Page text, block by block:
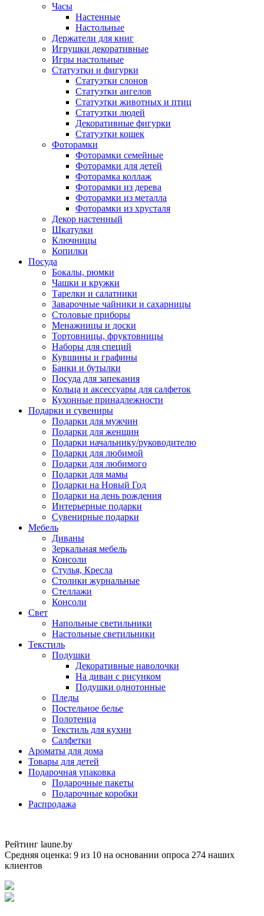
Часы
Настенные
Настольные
Держатели для книг
Игрушки декоративные
Игры настольные
Статуэтки и фигурки
Статуэтки слонов
Статуэтки ангелов
Статуэтки животных и птиц
Статуэтки людей
Декоративные фигурки
Статуэтки кошек
Фоторамки
Фоторамки семейные
Фоторамки для детей
Фоторамка коллаж
Фоторамки из дерева
Фоторамки из металла
Фоторамки из хрусталя
Декор настенный
Шкатулки
Ключницы
Копилки
Посуда
Бокалы, рюмки
Чашки и кружки
Тарелки и салатники
Заварочные чайники и сахарницы
Столовые приборы
Менажницы и доски
Тортовницы, фруктовницы
Наборы для специй
Кувшины и графины
Банки и бутылки
Посуда для запекания
Кольца и аксессуары для салфеток
Кухонные принадлежности
Подарки и сувениры
Подарки для мужчин
Подарки для женщин
Подарки начальнику/руководителю
Подарки для любимой
Подарки для любимого
Подарки для мамы
Подарки на Новый Год
Подарки на день рождения
Интерьерные подарки
Сувенирные подарки
Мебель
Диваны
Зеркальная мебель
Консоли
Стулья, Кресла
Столики журнальные
Стеллажи
Консоли
Свет
Напольные светильники
Настольные светильники
Текстиль
Подушки
Декоративные наволочки
На диван с рисунком
Подушки однотонные
Пледы
Постельное белье
Полотенца
Текстиль для кухни
Салфетки
Ароматы для дома
Товары для детей
Подарочная упаковка
Подарочные пакеты
Подарочные коробки
Распродажа
Рейтинг laune.by
Средняя оценка: 9 из 10 на основании опроса 274 наших
клиентов